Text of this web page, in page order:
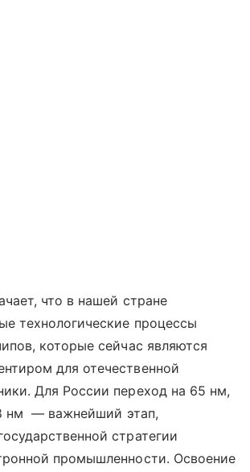
что в нашей стране
технологические процессы
которые сейчас являются
для отечественной
Для России переход на 65 нм,
нм — важнейший этап,
стратегии
промышленности. Освоение